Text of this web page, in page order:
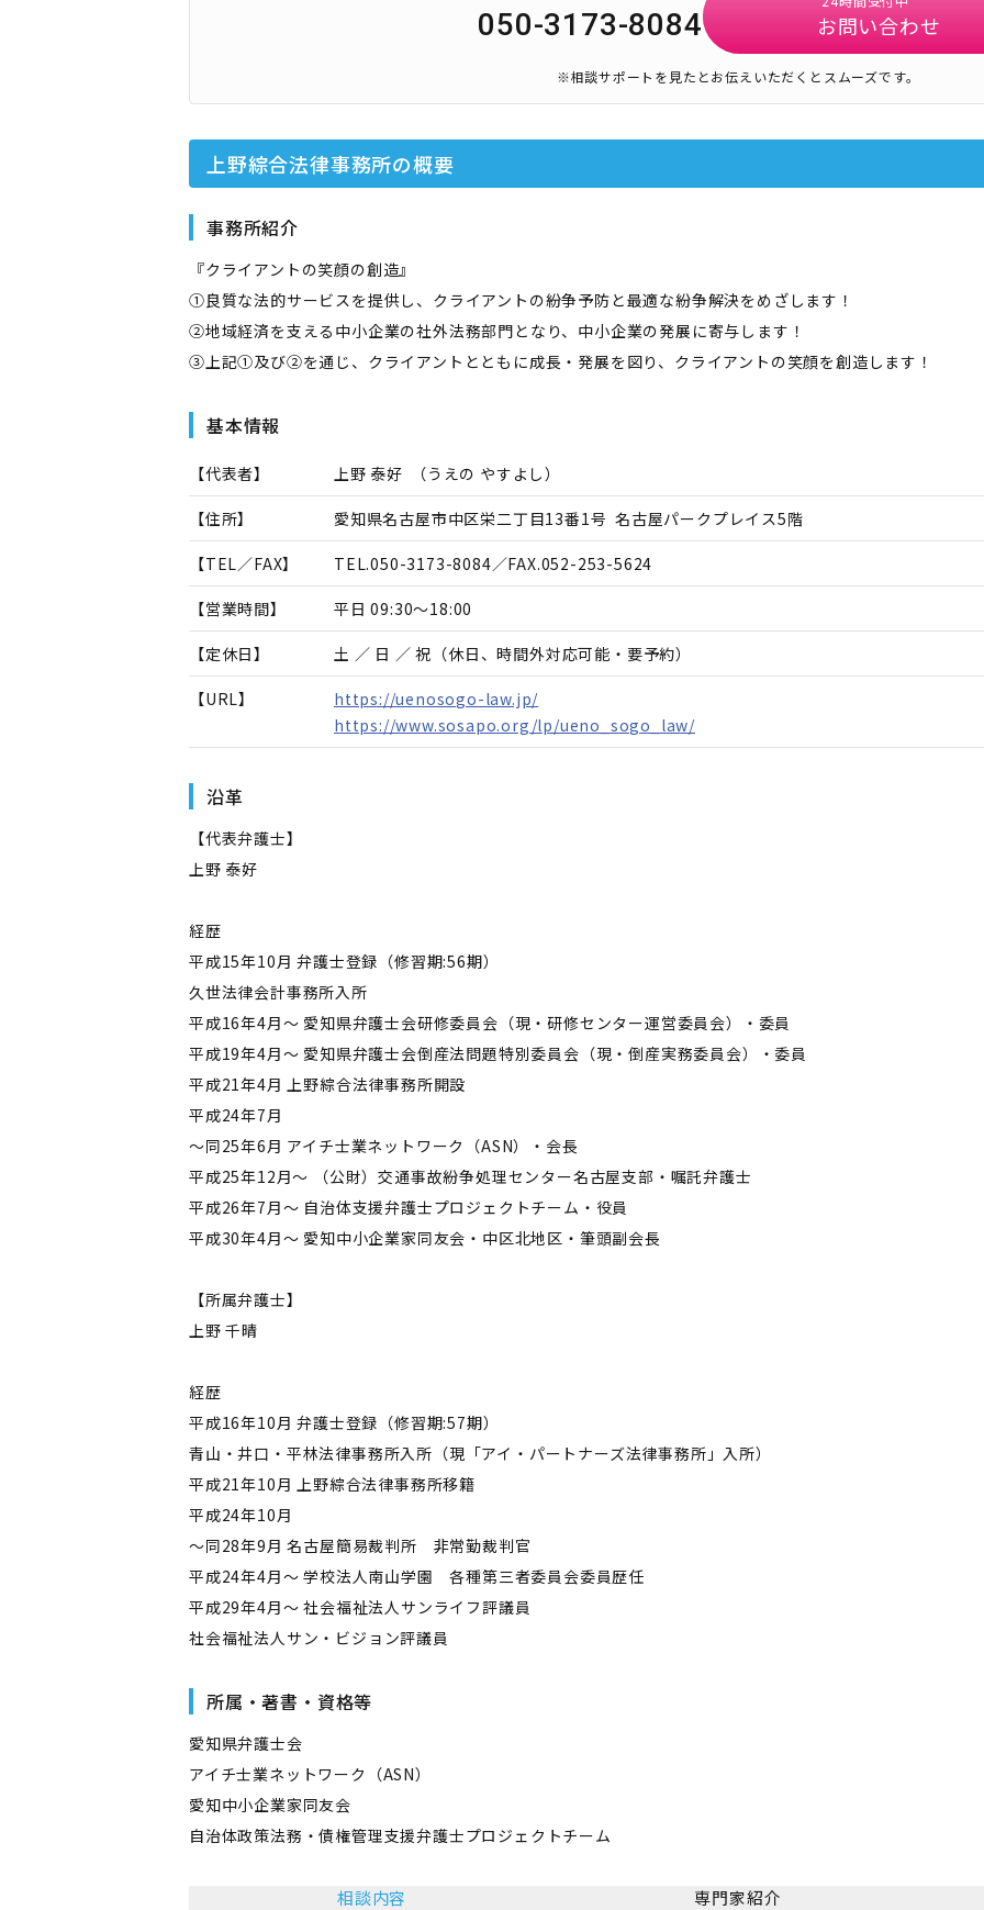
050-3173-8084 お問い合わせ
※相談サポートを見たとお伝えいただくとスムーズです。
上野綜合法律事務所の概要
事務所紹介
『クライアントの笑顔の創造』
①良質な法的サービスを提供し、クライアントの紛争予防と最適な紛争解決をめざします！
②地域経済を支える中小企業の社外法務部門となり、中小企業の発展に寄与します！
③上記①及び②を通じ、クライアントとともに成長・発展を図り、クライアントの笑顔を創造します！
基本情報
【代表者】 上野 泰好 （うえの やすよし）
【住所】 愛知県名古屋市中区栄二丁目13番1号 名古屋パークプレイス5階
【TEL／FAX】 TEL.050-3173-8084／FAX.052-253-5624
【営業時間】 平日 09:30～18:00
【定休日】 土 ／ 日 ／ 祝（休日、時間外対応可能・要予約）
【URL】
https://uenosogo-law.jp/
https://www.sosapo.org/lp/ueno_sogo_law/
沿革
【代表弁護士】
上野 泰好
経歴
平成15年10月 弁護士登録（修習期:56期）
久世法律会計事務所入所
平成16年4月～ 愛知県弁護士会研修委員会（現・研修センター運営委員会）・委員
平成19年4月～ 愛知県弁護士会倒産法問題特別委員会（現・倒産実務委員会）・委員
平成21年4月 上野綜合法律事務所開設
平成24年7月
～同25年6月 アイチ士業ネットワーク（ASN）・会長
平成25年12月～ （公財）交通事故紛争処理センター名古屋支部・嘱託弁護士
平成26年7月～ 自治体支援弁護士プロジェクトチーム・役員
平成30年4月～ 愛知中小企業家同友会・中区北地区・筆頭副会長
【所属弁護士】
上野 千晴
経歴
平成16年10月 弁護士登録（修習期:57期）
青山・井口・平林法律事務所入所（現「アイ・パートナーズ法律事務所」入所）
平成21年10月 上野綜合法律事務所移籍
平成24年10月
～同28年9月 名古屋簡易裁判所 非常勤裁判官
平成24年4月～ 学校法人南山学園 各種第三者委員会委員歴任
平成29年4月～ 社会福祉法人サンライフ評議員
社会福祉法人サン・ビジョン評議員
所属・著書・資格等
愛知県弁護士会
アイチ士業ネットワーク（ASN）
愛知中小企業家同友会
自治体政策法務・債権管理支援弁護士プロジェクトチーム
相談内容 専門家紹介